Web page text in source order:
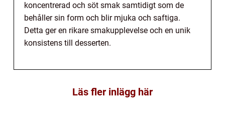
koncentrerad och söt smak samtidigt som de
behåller sin form och blir mjuka och saftiga.
Detta ger en rikare smakupplevelse och en unik
konsistens till desserten.
Läs fler inlägg här